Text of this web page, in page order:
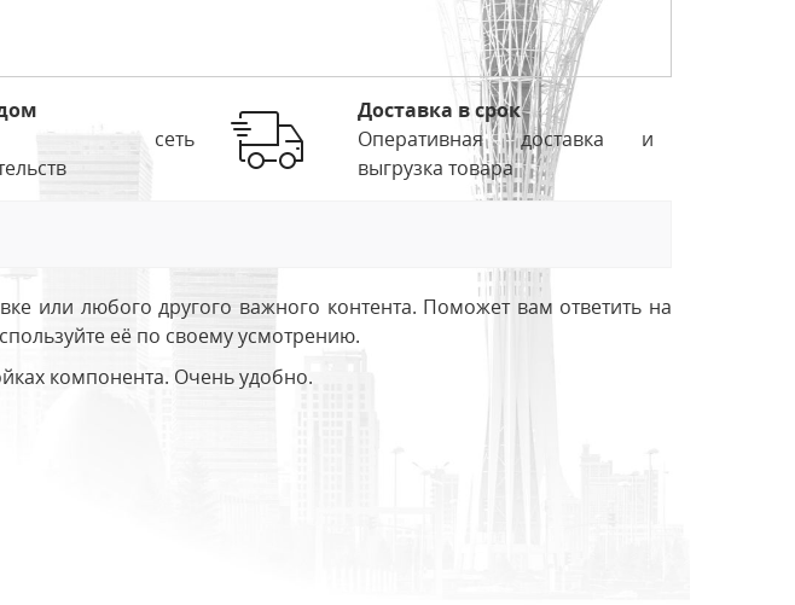
сеть
Доставка в срок
Оперативная доставка и
выгрузка товара
или любого другого важного контента. Поможет вам ответить на
её по своему усмотрению.
компонента. Очень удобно.